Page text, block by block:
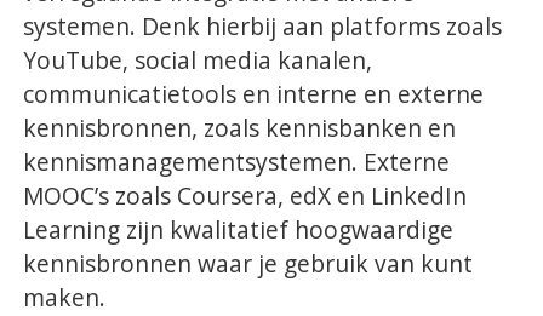
systemen. Denk hierbij aan platforms zoals
YouTube, social media kanalen,
communicatietools en interne en externe
kennisbronnen, zoals kennisbanken en
kennismanagementsystemen. Externe
MOOC’s zoals Coursera, edX en LinkedIn
Learning zijn kwalitatief hoogwaardige
kennisbronnen waar je gebruik van kunt
maken.